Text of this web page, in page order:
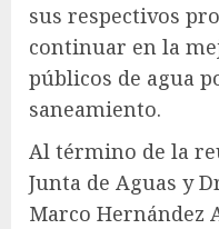
sus respectivos
continuar en la
públicos de agua
saneamiento.
Al término de la
Junta de Aguas y
Marco Hernández